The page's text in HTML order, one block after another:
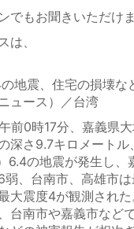
でもお聞きいただけま
は、
地震、住宅の損壊な
ュース）／台湾
前0時17分、嘉義県
深さ9.7キロメートル
6.4の地震が発生し、
弱、台南市、高雄市
大震度4が観測され
台南市や嘉義市など